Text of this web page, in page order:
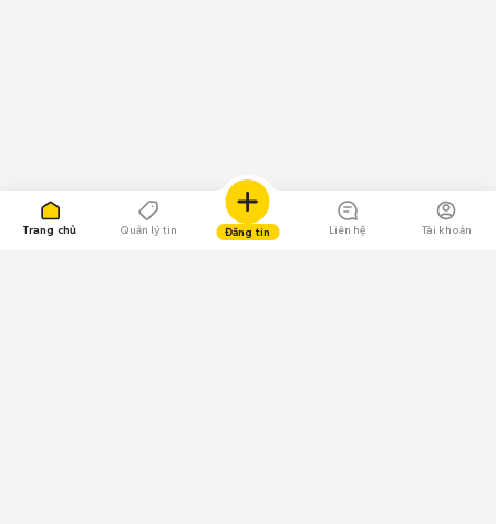
Trang chủ Quản lý tin Đăng tin Liên hệ Tài khoản